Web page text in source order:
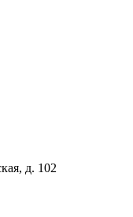
д. 102